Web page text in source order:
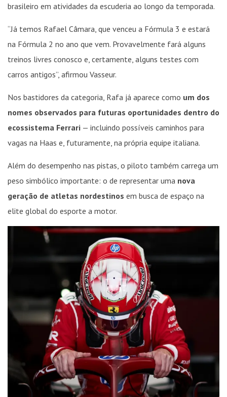
brasileiro em atividades da escuderia ao longo da temporada.
“Já temos Rafael Câmara, que venceu a Fórmula 3 e estará
na Fórmula 2 no ano que vem. Provavelmente fará alguns
treinos livres conosco e, certamente, alguns testes com
carros antigos”, afirmou Vasseur.
Nos bastidores da categoria, Rafa já aparece como um dos
nomes observados para futuras oportunidades dentro do
ecossistema Ferrari — incluindo possíveis caminhos para
vagas na Haas e, futuramente, na própria equipe italiana.
Além do desempenho nas pistas, o piloto também carrega um
peso simbólico importante: o de representar uma nova
geração de atletas nordestinos em busca de espaço na
elite global do esporte a motor.